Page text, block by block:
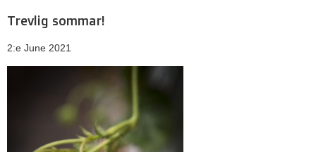
Trevlig sommar!
2:e June 2021